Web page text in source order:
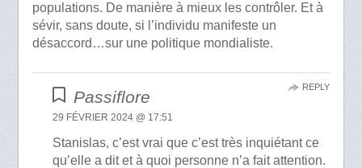
populations. De manière à mieux les contrôler. Et à
sévir, sans doute, si l’individu manifeste un
désaccord…sur une politique mondialiste.
Passiflore
29 FÉVRIER 2024 @ 17:51
Stanislas, c’est vrai que c’est très inquiétant ce
qu’elle a dit et à quoi personne n’a fait attention.
REPLY